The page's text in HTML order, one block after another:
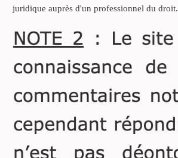
juridique auprès d'un professionnel du droit.